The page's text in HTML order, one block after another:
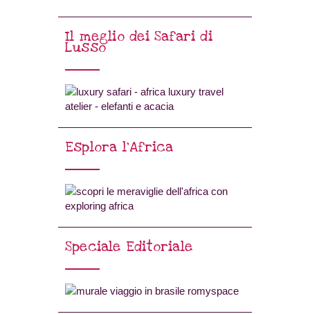
Il meglio dei Safari di
Lusso
Esplora l’Africa
Speciale Editoriale